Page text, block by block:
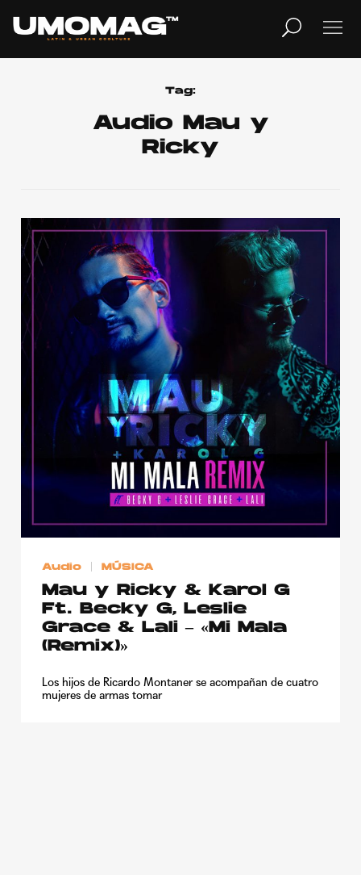
TV
Home
Cover Story
Publicidad
Contacto
Aviso Legal
© 2015-2022 UMOMAG. PROPIEDAD DE UMO agency. TODOS LOS
DERECHOS RESERVADOS.
Tag:
Audio Mau y
Ricky
Audio MÚSICA
Mau y Ricky & Karol G
Ft. Becky G, Leslie
Grace & Lali – «Mi Mala
(Remix)»
Los hijos de Ricardo Montaner se acompañan de cuatro
mujeres de armas tomar